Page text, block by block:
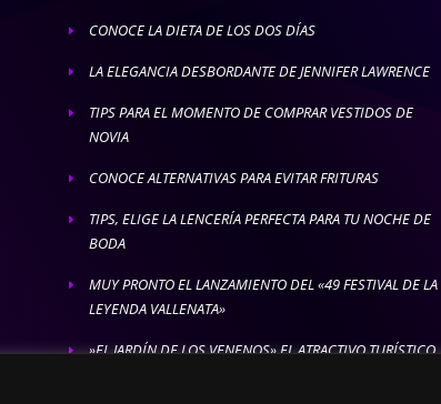
E CONOCE LA DIETA DE LOS DOS DÍAS
E LA ELEGANCIA DESBORDANTE DE JENNIFER LAWRENCE
E
TIPS PARA EL MOMENTO DE COMPRAR VESTIDOS DE
NOVIA
E CONOCE ALTERNATIVAS PARA EVITAR FRITURAS
E
TIPS, ELIGE LA LENCERÍA PERFECTA PARA TU NOCHE DE
BODA
E
MUY PRONTO EL LANZAMIENTO DEL «49 FESTIVAL DE LA
LEYENDA VALLENATA»
E
»EL JARDÍN DE LOS VENENOS» EL ATRACTIVO TURÍSTICO